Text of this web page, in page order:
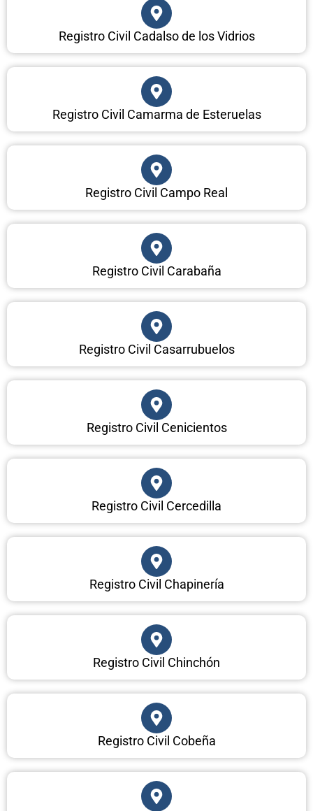
Registro Civil Cadalso de los Vidrios
Registro Civil Camarma de Esteruelas
Registro Civil Campo Real
Registro Civil Carabaña
Registro Civil Casarrubuelos
Registro Civil Cenicientos
Registro Civil Cercedilla
Registro Civil Chapinería
Registro Civil Chinchón
Registro Civil Cobeña